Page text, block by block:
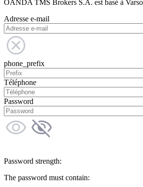
OANDA TMS Brokers S.A. est basé à
Adresse e-mail
phone_prefix
Téléphone
Password
Password strength:
The password must contain: